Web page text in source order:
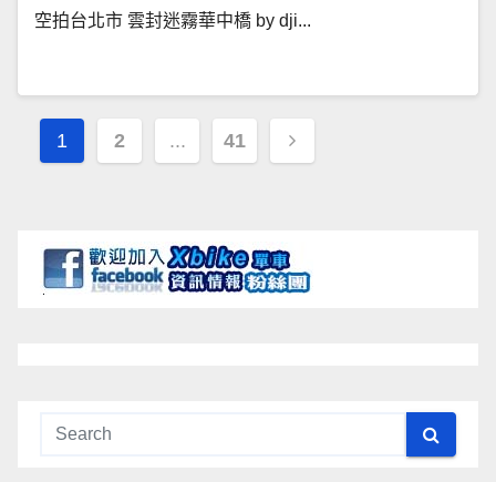
空拍台北市 雲封迷霧華中橋 by dji...
文
覽
1 2 ... 41